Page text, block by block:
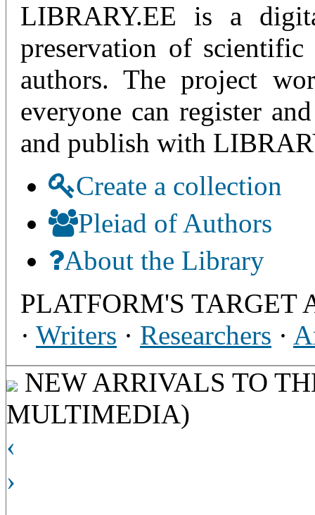
LIBRARY.EE is a
preservation of
authors. The project
everyone can register
and publish with
Create a collection
Pleiad of Authors
About the Library
PLATFORM'S TARGET
· Writers · Researchers ·
NEW ARRIVALS TO
MULTIMEDIA)
‹
›